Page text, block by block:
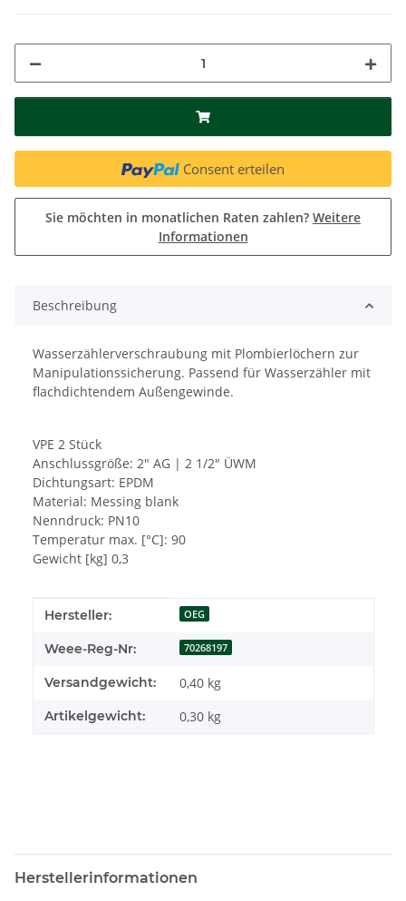
Consent erteilen
Sie möchten in monatlichen Raten zahlen? Weitere
Informationen
Beschreibung
Wasserzählerverschraubung mit Plombierlöchern zur
Manipulationssicherung. Passend für Wasserzähler mit
flachdichtendem Außengewinde.
VPE 2 Stück
Anschlussgröße: 2" AG | 2 1/2" ÜWM
Dichtungsart: EPDM
Material: Messing blank
Nenndruck: PN10
Temperatur max. [°C]: 90
Gewicht [kg] 0,3
Produkteigenschaft
Wert
Hersteller: OEG
Weee-Reg-Nr: 70268197
Versandgewicht: 0,40 kg
Artikelgewicht: 0,30 kg
Herstellerinformationen